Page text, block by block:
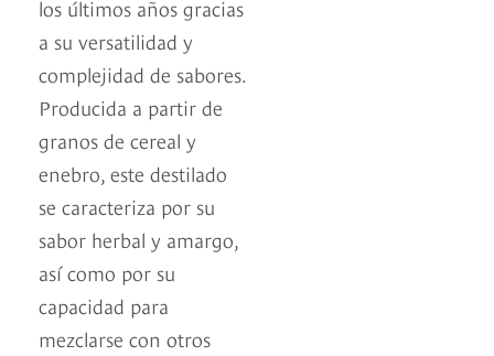
los últimos años gracias
a su versatilidad y
complejidad de sabores.
Producida a partir de
granos de cereal y
enebro, este destilado
se caracteriza por su
sabor herbal y amargo,
así como por su
capacidad para
mezclarse con otros